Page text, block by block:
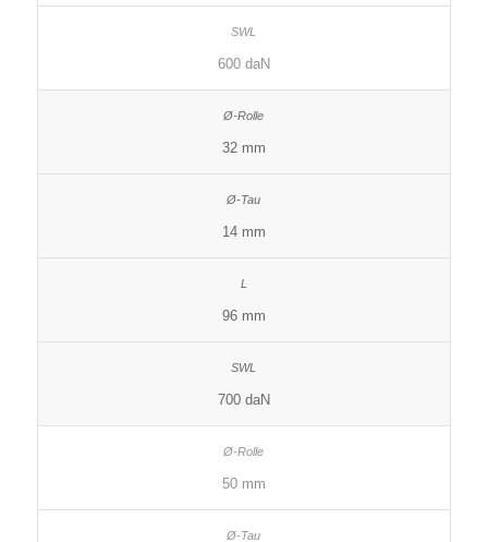
600 daN
32 mm
14 mm
96 mm
700 daN
50 mm